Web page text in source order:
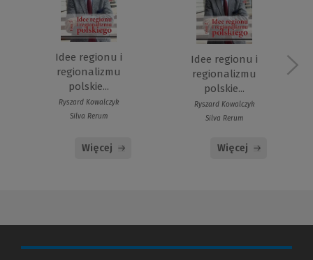
Idee regionu i
regionalizmu
polskie...
Ryszard Kowalczyk
Silva Rerum
Więcej
Idee regionu i
regionalizmu
polskie...
Ryszard Kowalczyk
Silva Rerum
Więcej